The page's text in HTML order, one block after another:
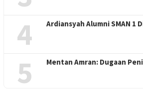
4 Ardiansyah Alumni SMAN 1
5 Mentan Amran: Dugaan